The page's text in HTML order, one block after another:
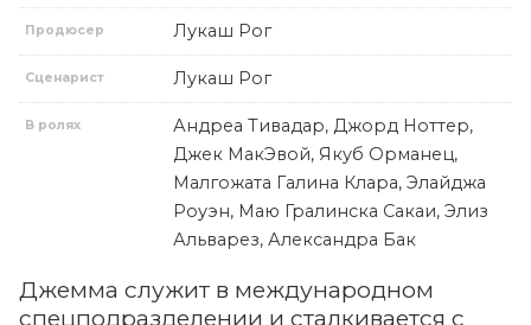
Продюсер Лукаш Рог
Сценарист Лукаш Рог
В ролях
Андреа Тивадар, Джорд Ноттер,
Джек МакЭвой, Якуб Орманец,
Малгожата Галина Клара, Элайджа
Роуэн, Маю Гралинска Сакаи, Элиз
Альварез, Александра Бак
Джемма служит в международном
спецподразделении и сталкивается с